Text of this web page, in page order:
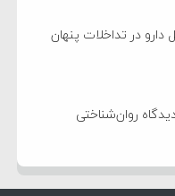
در تداخلات پنهان
روان‌شناختی